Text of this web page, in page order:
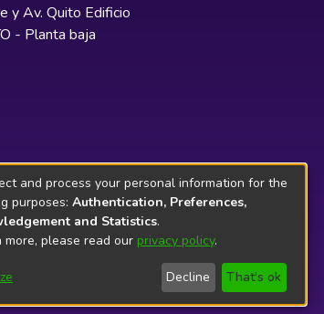
y Av. Quito Edificio
- Planta baja
and process your personal information for the
purposes: Authentication, Preferences,
and Statistics.
more, please read our privacy policy.
Decline That's ok